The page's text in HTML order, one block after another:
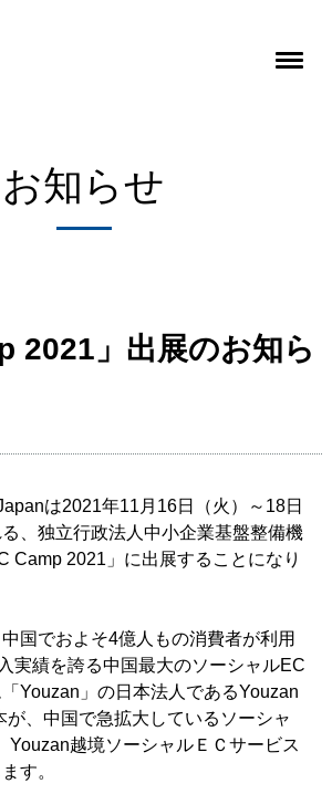
お知らせ
2021」出展のお知ら
は2021年11月16日（火）～18日
る、独立行政法人中小企業基盤整備機
Camp 2021」に出展することになり
国でおよそ4億人もの消費者が利用
実績を誇る中国最大のソーシャルEC
Youzan」の日本法人であるYouzan
が、中国で急拡大しているソーシャ
Youzan越境ソーシャルＥＣサービス
す。